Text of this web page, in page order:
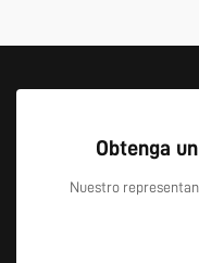
Obtenga
Nuestro